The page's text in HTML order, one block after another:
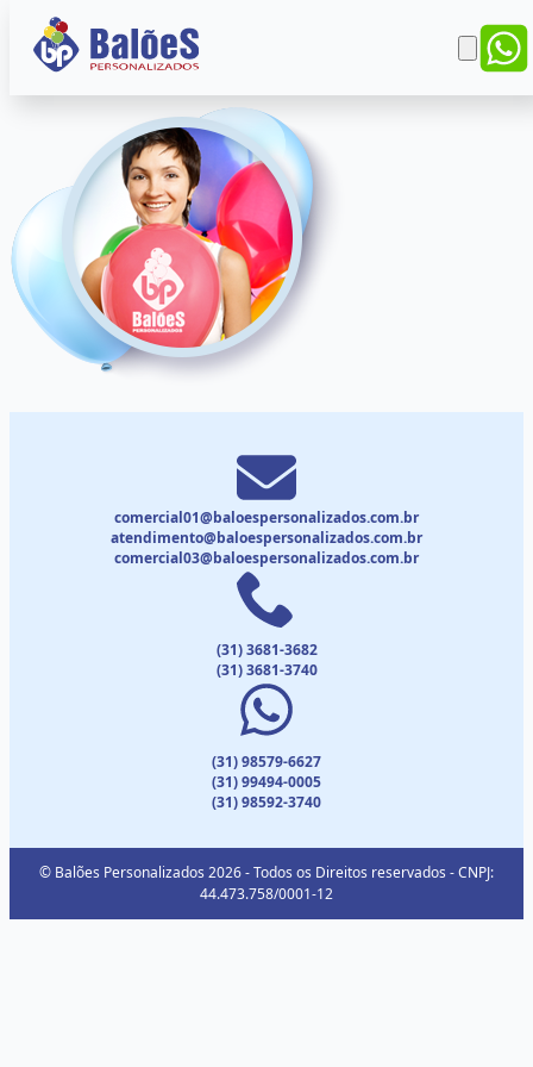
comercial01@baloespersonalizados.com.br
atendimento@baloespersonalizados.com.br
comercial03@baloespersonalizados.com.br
(31) 3681-3682
(31) 3681-3740
(31) 98579-6627
(31) 99494-0005
(31) 98592-3740
© Balões Personalizados 2026 - Todos os Direitos reservados - CNPJ:
44.473.758/0001-12